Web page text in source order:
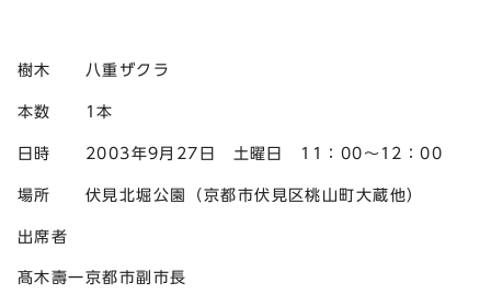
樹木 八重ザクラ
本数 1本
日時 2003年9月27日 土曜日 11：00～12：00
場所 伏見北堀公園（京都市伏見区桃山町大蔵他）
出席者
髙木壽一京都市副市長